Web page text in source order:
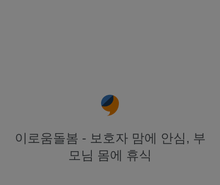
이로움돌봄 - 보호자 맘에 안심, 부
모님 몸에 휴식